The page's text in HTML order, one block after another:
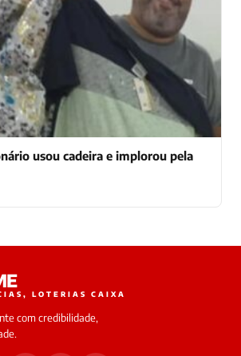
usou cadeira e implorou pela
LOTERIAS CAIXA
com credibilidade,